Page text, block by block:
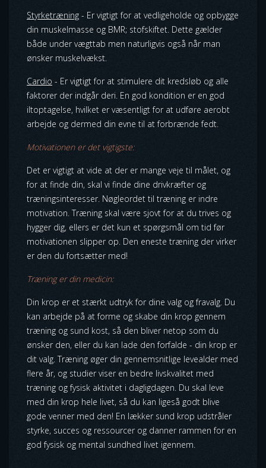
Styrketræning - Er vigtigt for at vedligeholde og opbygge
din muskelmasse og BMR; stofskiftet. Dette gælder
både under vægttab men naturligvis også når man
ønsker muskelvækst.
Cardio - Er vigtigt for at stimulere dit kredsløb og alle
faktorer der indgår deri. En god kondition er en god
iltoptagelse, hvilket er væsentligt for at udføre aerobt
arbejde og dermed din evne til at forbrænde fedt.
Motivationen er det vigtigste:
Det er vigtigt at vide at der er mange veje til målet, og
for at finde din, skal vi finde dine drivkræfter og
træningsinteresser. Nøgleordet til træning er indre
motivation. Træning skal være sjovt for at du trives og
hygger dig, ellers er det kun et spørgsmål om tid før
motivationen slipper op. Den eneste træning der virker
er den du fortsætter med!
Træning erdin medicin:
Din krop er et stærkt udtryk for dine valg og fravalg. Du
kan arbejde på at forme og skabe din krop gennem
træning og sund kost, så den bliver netop som du
ønsker den, eller du kan lade den forfalde - din krop er
dit valg. Træning øger din gennemsnitlige levealder med
flere år, og studier viser en bedre livskvalitet med
træning og fysisk aktivitet i dagligdagen. Du skal leve
med din krop hele livet, så du kan ligeså godt blive
gode venner med den! En lækker sund krop udstråler
styrke, succes og ressourcer og danner rammen for en
god fysisk og mental sundhed livet igennem.